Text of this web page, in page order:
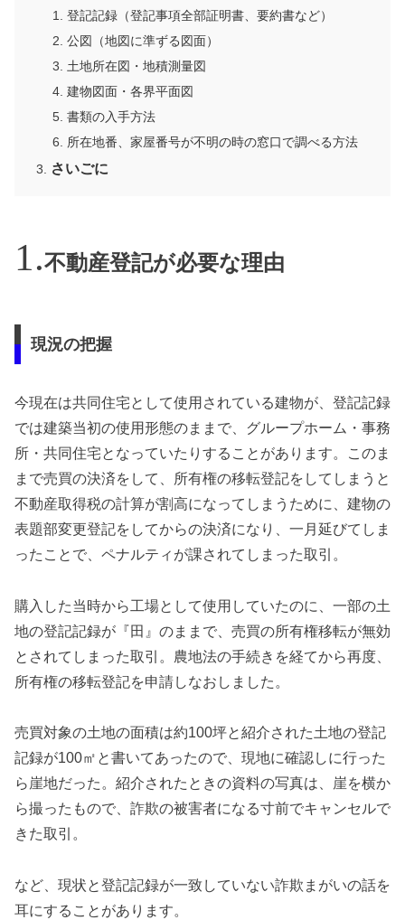
登記記録（登記事項全部証明書、要約書など）
公図（地図に準ずる図面）
土地所在図・地積測量図
建物図面・各界平面図
書類の入手方法
所在地番、家屋番号が不明の時の窓口で調べる方法
さいごに
不動産登記が必要な理由
現況の把握
今現在は共同住宅として使用されている建物が、登記記録
では建築当初の使用形態のままで、グループホーム・事務
所・共同住宅となっていたりすることがあります。このま
まで売買の決済をして、所有権の移転登記をしてしまうと
不動産取得税の計算が割高になってしまうために、建物の
表題部変更登記をしてからの決済になり、一月延びてしま
ったことで、ペナルティが課されてしまった取引。
購入した当時から工場として使用していたのに、一部の土
地の登記記録が『田』のままで、売買の所有権移転が無効
とされてしまった取引。農地法の手続きを経てから再度、
所有権の移転登記を申請しなおしました。
売買対象の土地の面積は約100坪と紹介された土地の登記
記録が100㎡と書いてあったので、現地に確認しに行った
ら崖地だった。紹介されたときの資料の写真は、崖を横か
ら撮ったもので、詐欺の被害者になる寸前でキャンセルで
きた取引。
など、現状と登記記録が一致していない詐欺まがいの話を
耳にすることがあります。